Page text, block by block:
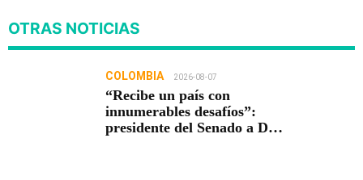
OTRAS NOTICIAS
COLOMBIA 2026-08-07
“Recibe un país con
innumerables desafíos”:
presidente del Senado a De